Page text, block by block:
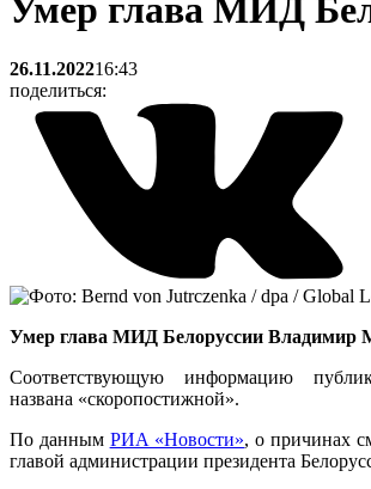
Умер глава МИД
26.11.202216:43
поделиться:
Умер глава МИД Белоруссии Владимир
Соответствующую информацию
названа «скоропостижной».
По данным РИА «Новости», о причинах
главой администрации президента